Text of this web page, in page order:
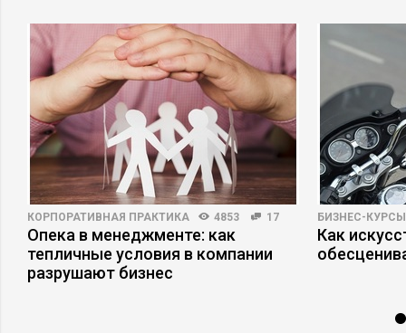
КОРПОРАТИВНАЯ ПРАКТИКА 4853 17
Опека в менеджменте: как
тепличные условия в компании
разрушают бизнес
БИЗНЕС-КУРСЫ
Как